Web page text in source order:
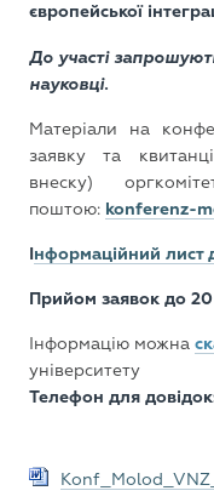
європейської
До участі
науковці.
Матеріали на
заявку та
внеску)
поштою: konferenz-
Інформаційний лист
Прийом заявок до 20
Інформацію можна
університету
Телефон для